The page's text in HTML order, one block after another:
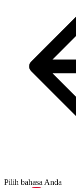
Pilih bahasa Anda